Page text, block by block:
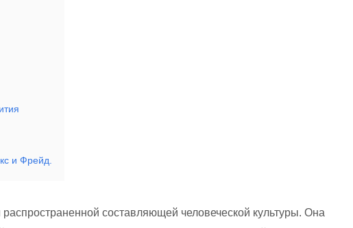
и Фрейд.
составляющей человеческой культуры. Она